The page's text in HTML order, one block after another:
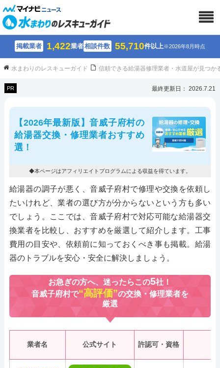
掲載業者 1,422業者相談件数 55,710件以上※2026年8月時点
水まわりのレスキューガイド 信頼できる給湯器修理業者・水道屋が見つか
PR 最終更新日： 2026.7.21
【2026年最新版】音威子府村の
給湯器交換・修理業者おすすめ
選！
◆本ページはアフィリエイトプログラムによる収益を得ています。
給湯器の調子が悪く、音威子府村で修理や交換を依頼し
たいけれど、業者の選び方が分からないという方も多い
でしょう。ここでは、音威子府村で対応可能な給湯器交
換業者を比較し、おすすめを厳選して紹介します。工事
費用の目安や、依頼前に知っておくべき事も掲載。給湯
器のトラブルを安心・安全に解決しましょう。
お急ぎの方へ、迷ったらこの5社！
音威子府村で“高評価”の交換・修理業者を
厳選
業者名 公式サイト 許認可・資格